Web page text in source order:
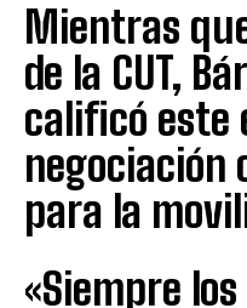
Mientras
de la CUT,
calificó este
para la
«Siempre